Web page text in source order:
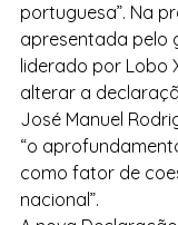
portuguesa”. Na
apresentada pelo
liderado por Lobo
alterar a
José Manuel
“o
como fator de
nacional”.